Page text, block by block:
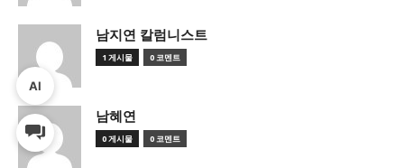
남지연 칼럼니스트
1 게시물 0 코멘트
남혜연
0 게시물 0 코멘트
AI